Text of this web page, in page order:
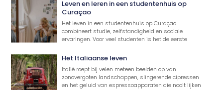
Leven en leren in een studentenhuis op
Curaçao
Het leven in een studentenhuis op Curaçao
combineert studie, zelfstandigheid en sociale
ervaringen. Voor veel studenten is het de eerste
Het Italiaanse leven
Italië roept bij velen meteen beelden op van
zonovergoten landschappen, slingerende cipressen
en het geluid van espressoapparaten die nooit lijken